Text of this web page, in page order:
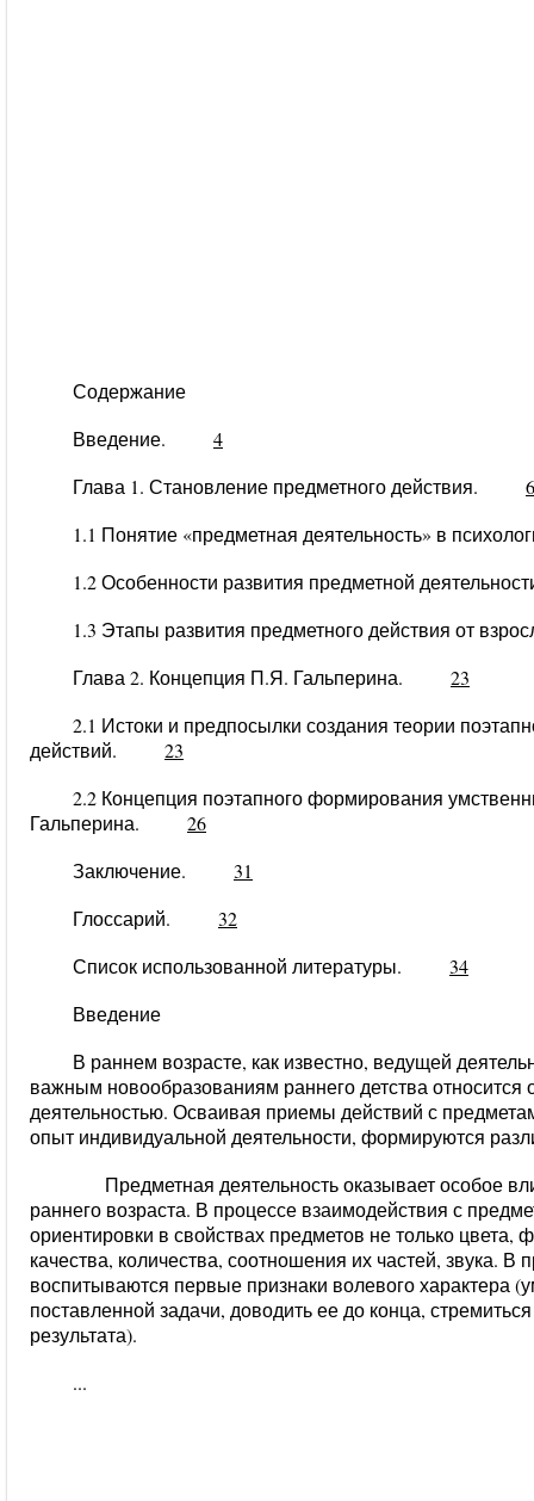
Содержание
Введение.
4
Глава 1. Становление предметного действия. 6
1.1 Понятие «предметная деятельность» в
1.2 Особенности развития предметной
1.3 Этапы развития предметного действия от
Глава 2. Концепция П.Я. Гальперина. 23
2.1 Истоки и предпосылки создания теории
действий. 23
2.2 Концепция поэтапного формирования
Гальперина. 26
Заключение.
31
Глоссарий.
32
Список использованной литературы.
34
Введение
В раннем возрасте, как известно, ведущей
важным новообразованиям раннего детства
деятельностью. Осваивая приемы действий с
опыт индивидуальной деятельности, формируются
Предметная деятельность оказывает особое
раннего возраста. В процессе взаимодействия с
ориентировки в свойствах предметов не только
качества, количества, соотношения их частей, звука.
воспитываются первые признаки волевого характера
поставленной задачи, доводить ее до конца,
результата).
...